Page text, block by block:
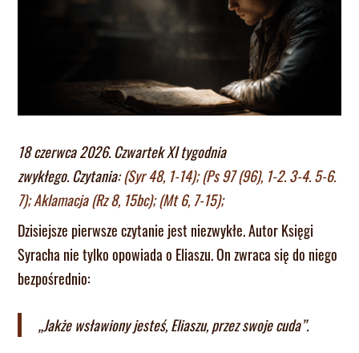
18 czerwca 2026. Czwartek XI tygodnia
zwykłego. Czytania:(Syr 48, 1-14); (Ps 97 (96), 1-2. 3-4. 5-6.
7); Aklamacja (Rz 8, 15bc); (Mt 6, 7-15);
Dzisiejsze pierwsze czytanie jest niezwykłe. Autor Księgi
Syracha nie tylko opowiada o Eliaszu. On zwraca się do niego
bezpośrednio:
„Jakże wsławiony jesteś, Eliaszu, przez swoje cuda”.